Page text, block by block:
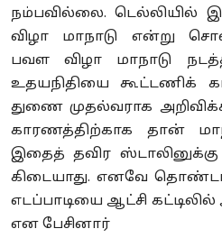
நம்பவில்லை. டெல்லியில்
விழா மாநாடு என்று
பவள விழா மாநாடு
உதயநிதியை கூட்டணிக்
துணை முதல்வராக
காரணத்திற்காக தான்
இதைத் தவிர
கிடையாது. எனவே
எடப்பாடியை ஆட்சி
என பேசினார்